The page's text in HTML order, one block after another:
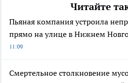
Читайте
Пьяная компания устроила
прямо на улице в Нижнем
11:09
Смертельное столкновение